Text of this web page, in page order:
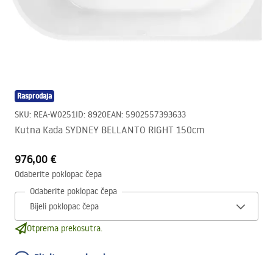
Rasprodaja
SKU: REA-W0251ID: 8920EAN: 5902557393633
Kutna Kada SYDNEY BELLANTO RIGHT 150cm
976,00 €
Odaberite poklopac čepa
Odaberite poklopac čepa
Otprema prekosutra.